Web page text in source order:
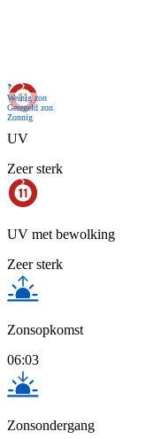
Nu
Weinig zon
Geregeld zon
Zonnig
UV
Zeer sterk
UV met bewolking
Zeer sterk
Zonsopkomst
06:03
Zonsondergang